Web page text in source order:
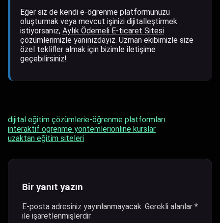
Eğer siz de kendi e-öğrenme platformunuzu
oluşturmak veya mevcut işinizi dijitalleştirmek
istiyorsanız, Aylık Ödemeli E-ticaret Sitesi
çözümlerimizle yanınızdayız. Uzman ekibimizle size
özel teklifler almak için bizimle iletişime
geçebilirsiniz!
dijital eğitim çözümlerie-öğrenme platformları
interaktif öğrenme yöntemlerionline kurslar
uzaktan eğitim siteleri
Bir yanıt yazın
E-posta adresiniz yayınlanmayacak. Gerekli alanlar *
ile işaretlenmişlerdir